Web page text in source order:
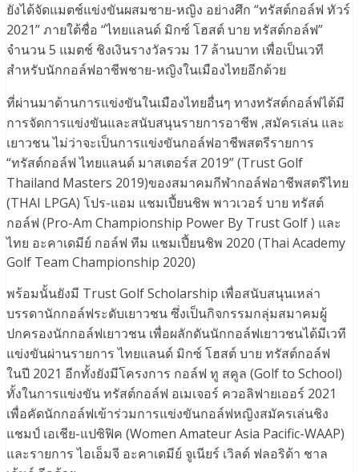
ยังได้จัดแมตช์แข่งขันผสมชาย-หญิง อย่างศึก “ทรัสต์กอล์ฟ ทัวร์
2021” ภายใต้ชื่อ “ไทยแลนด์ มิกซ์ โฮสต์ บาย ทรัสต์กอล์ฟ”
จำนวน 5 แมตช์ ชิงเงินรางวัลรวม 17 ล้านบาท เพื่อเป็นเวที
สำหรับนักกอล์ฟอาชีพชาย-หญิงในเมืองไทยอีกด้วย
ที่ผ่านมาด้านการแข่งขันในเมืองไทยอื่นๆ ทางทรัสต์กอล์ฟได้มี
การจัดการแข่งขันและสนับสนุนรายการอาชีพ ,สมัครเล่น และ
เยาวชน ไม่ว่าจะเป็นการแข่งขันกอล์ฟอาชีพสตรีรายการ
“ทรัสต์กอล์ฟ ไทยแลนด์ มาสเตอร์ส 2019” (Trust Golf
Thailand Masters 2019)ของสมาคมกีฬากอล์ฟอาชีพสตรีไทย
(THAI LPGA) โปร-แอม แชมเปี้ยนชิพ พาวเวอร์ บาย ทรัสต์
กอล์ฟ (Pro-Am Championship Power By Trust Golf ) และ
ไทย อะคาเดมีย์ กอล์ฟ ทีม แชมเปี้ยนชิพ 2020 (Thai Academy
Golf Team Championship 2020)
พร้อมนั้นยังมี Trust Golf Scholarship เพื่อสนับสนุนเหล่า
บรรดานักกอล์ฟระดับเยาวชน ซึ่งเป็นกิจกรรมกลุ่มสมาคมผู้
ปกครองนักกอล์ฟเยาวชน เพื่อผลักดันนักกอล์ฟเยาวชนได้มีเวที
แข่งขันผ่านรายการ ไทยแลนด์ มิกซ์ โฮสต์ บาย ทรัสต์กอล์ฟ
ในปี 2021 อีกทั้งยังมีโครงการ กอล์ฟ ทู สคูล (Golf to School)
ทั้งในการแข่งขัน ทรัสต์กอล์ฟ อเมเจอร์ ควอลิฟายเออร์ 2021
เพื่อคัดนักกอล์ฟเข้าร่วมการแข่งขันกอล์ฟหญิงสมัครเล่นชิง
แชมป์ เอเชีย-แปซิฟิค (Women Amateur Asia Pacific-WAAP)
และรายการ ไอเอ็มจี อะคาเดมีย์ จูเนียร์ เวิลด์ ฟลอริด้า ชาล